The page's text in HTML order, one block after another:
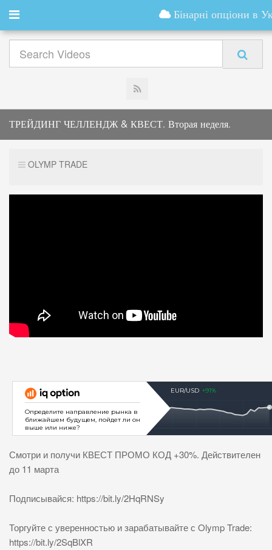
Бінарні опціони в
ТРЕЙДИНГ ЧЕЛЛЕНДЖ & КВЕСТ. Вторая неделя.
OLYMP TRADE
Смотри и получи КВЕСТ ПРОМО КОД +30%. Действителен
до 11 марта
Подписывайся: https://bit.ly/2HqRNSy
Торгуйте с уверенностью и зарабатывайте с Olymp Trade:
https://bit.ly/2SqBlXR